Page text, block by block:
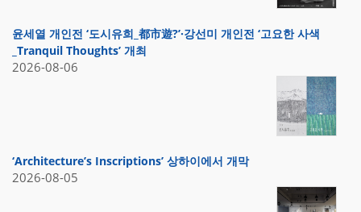
윤세열 개인전 ‘도시유희_都市遊?’·강선미 개인전 ‘고요한 사색
_Tranquil Thoughts’ 개최
2026-08-06
‘Architecture’s Inscriptions’ 상하이에서 개막
2026-08-05